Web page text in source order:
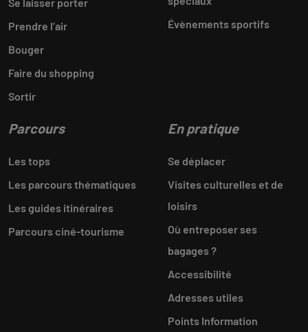
Prendre l’air
Bouger
Faire du shopping
Sortir
Évènements sportifs
Parcours
Les tops
Les parcours thématiques
Les guides itinéraires
Parcours ciné-tourisme
En pratique
Se déplacer
Visites culturelles et de
loisirs
Où entreposer ses
bagages ?
Accessibilité
Adresses utiles
Points Information